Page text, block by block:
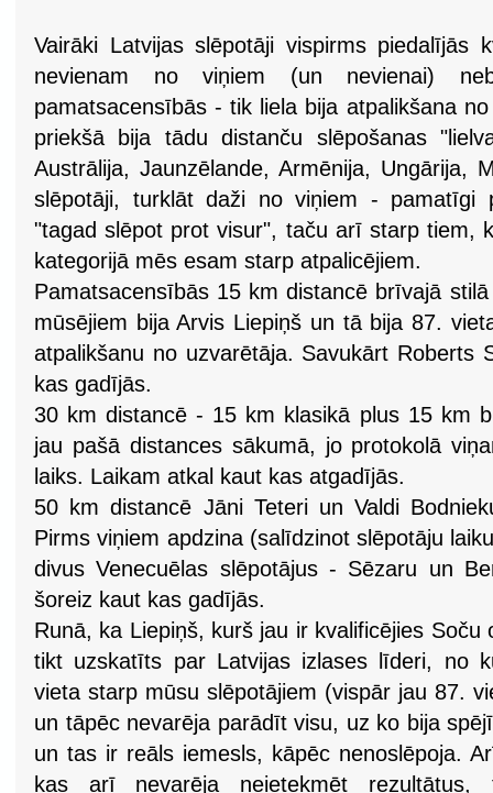
Vairāki Latvijas slēpotāji vispirms piedalījās
nevienam no viņiem (un nevienai)
pamatsacensībās - tik liela bija atpalikšana
priekšā bija tādu distanču slēpošanas
Austrālija, Jaunzēlande, Armēnija, Ungārija,
slēpotāji, turklāt daži no viņiem - pamatīgi
"tagad slēpot prot visur", taču arī starp tiem,
kategorijā mēs esam starp atpalicējiem.
Pamatsacensībās 15 km distancē brīvajā
mūsējiem bija Arvis Liepiņš un tā bija 87.
atpalikšanu no uzvarētāja. Savukārt Roberts
kas gadījās.
30 km distancē - 15 km klasikā plus 15 km
jau pašā distances sākumā, jo protokolā
laiks. Laikam atkal kaut kas atgadījās.
50 km distancē Jāni Teteri un Valdi
Pirms viņiem apdzina (salīdzinot slēpotāju
divus Venecuēlas slēpotājus - Sēzaru un
šoreiz kaut kas gadījās.
Runā, ka Liepiņš, kurš jau ir kvalificējies
tikt uzskatīts par Latvijas izlases līderi, no
vieta starp mūsu slēpotājiem (vispār jau 87.
un tāpēc nevarēja parādīt visu, uz ko bija
un tas ir reāls iemesls, kāpēc nenoslēpoja.
kas arī nevarēja neietekmēt